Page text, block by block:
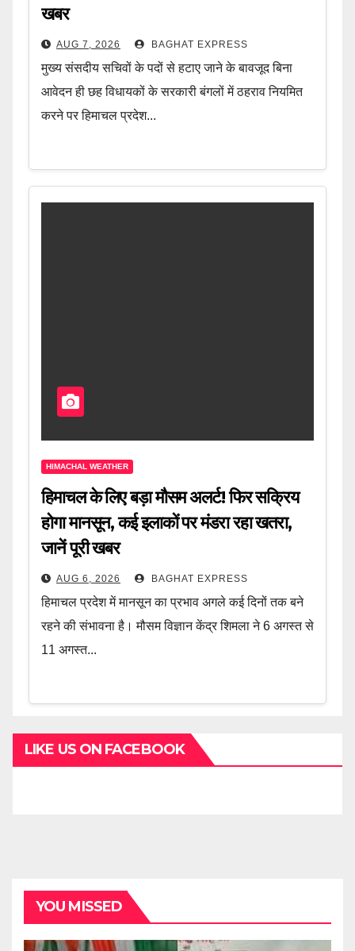
खबर
AUG 7, 2026 BAGHAT EXPRESS
मुख्य संसदीय सचिवों के पदों से हटाए जाने के बावजूद बिना
आवेदन ही छह विधायकों के सरकारी बंगलों में ठहराव नियमित
करने पर हिमाचल प्रदेश...
HIMACHAL WEATHER
हिमाचल के लिए बड़ा मौसम अलर्ट! फिर सक्रिय
होगा मानसून, कई इलाकों पर मंडरा रहा खतरा,
जानें पूरी खबर
AUG 6, 2026 BAGHAT EXPRESS
हिमाचल प्रदेश में मानसून का प्रभाव अगले कई दिनों तक बने
रहने की संभावना है। मौसम विज्ञान केंद्र शिमला ने 6 अगस्त से
11 अगस्त...
LIKE US ON FACEBOOK
YOU MISSED